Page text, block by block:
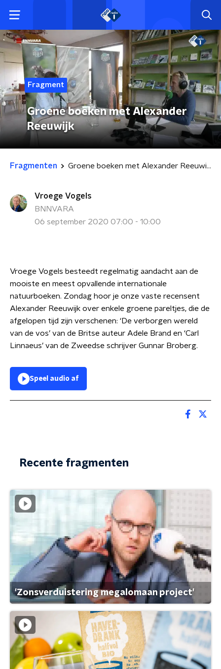
Fragment
Groene boeken met Alexander
Reeuwijk
Fragmenten Groene boeken met Alexander Reeuwijk
Vroege Vogels
BNNVARA
06 september 2020 07:00 - 10:00
Vroege Vogels besteedt regelmatig aandacht aan de
mooiste en meest opvallende internationale
natuurboeken. Zondag hoor je onze vaste recensent
Alexander Reeuwijk over enkele groene pareltjes, die de
afgelopen tijd zijn verschenen: ‘De verborgen wereld
van de vos’ van de Britse auteur Adele Brand en ‘Carl
Linnaeus’ van de Zweedse schrijver Gunnar Broberg.
Speel audio af
Recente fragmenten
'Zonsverduistering megalomaan project'